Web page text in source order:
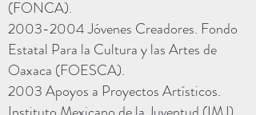
(FONCA).
2003-2004Jóvenes Creadores. Fondo
Estatal Para la Cultura y las Artes de
Oaxaca (FOESCA).
2003 Apoyos a Proyectos Artísticos.